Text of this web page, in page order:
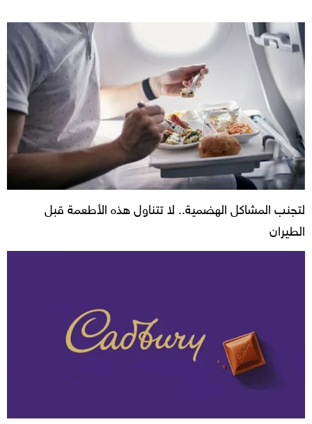
لتجنب المشاكل الهضمية.. لا تتناول هذه الأطعمة قبل
الطيران